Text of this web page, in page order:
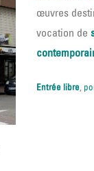
œuvres
vocation de
Entrée libre,